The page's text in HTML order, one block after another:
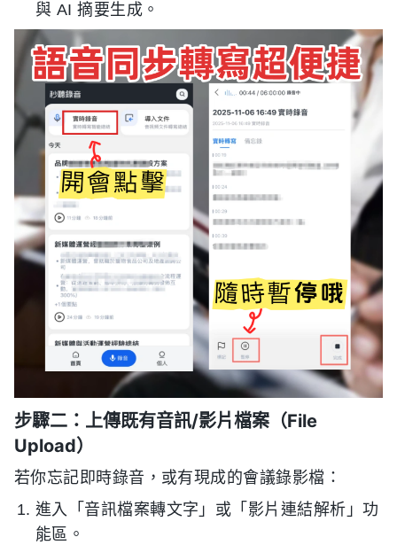
與 AI 摘要生成。
步驟二：上傳既有音訊/影片檔案（File
Upload）
若你忘記即時錄音，或有現成的會議錄影檔：
進入「音訊檔案轉文字」或「影片連結解析」功
能區。